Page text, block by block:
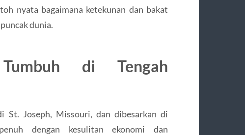
nyata bagaimana ketekunan dan bakat
dunia.
di Tengah
Joseph, Missouri, dan dibesarkan di
dengan kesulitan ekonomi dan